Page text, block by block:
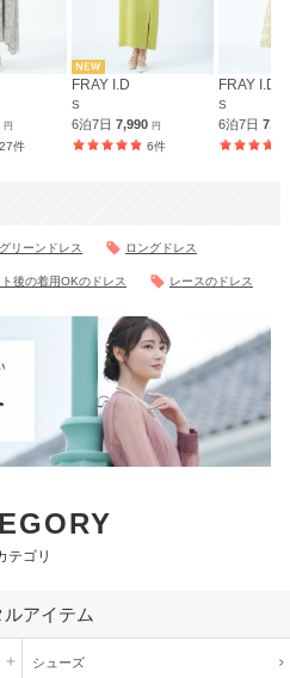
円
27件
FRAY I.D
S
6泊7日 7,990 円
6件
FRAY I.D
S
6泊7日
グリーンドレス ロングドレス
後の着用OKのドレス レースのドレス
テゴリ
ルアイテム
シューズ